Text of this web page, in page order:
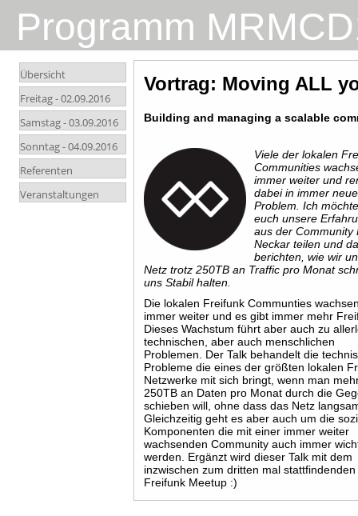
Programm
Übersicht
Freitag -02.09.2016
Samstag -03.09.2016
Sonntag -04.09.2016
Referenten
Veranstaltungen
Vortrag: Moving ALL
Building and managing a scalable
Viele der lokalen
Communities
immer weiter und
dabei in immer neue
Problem. Ich
euch unsere
aus der Community
Neckar teilen und
berichten, wie wir
Netz trotz 250TB an Traffic pro Monat
uns Stabil halten.
Die lokalen Freifunk Communties
immer weiter und es gibt immer mehr
Dieses Wachstum führt aber auch zu
technischen, aber auch menschlichen
Problemen. Der Talk behandelt die
Probleme die eines der größten lokalen
Netzwerke mit sich bringt, wenn man
250TB an Daten pro Monat durch die
schieben will, ohne dass das Netz
Gleichzeitig geht es aber auch um die
Komponenten die mit einer immer weiter
wachsenden Community auch immer
werden. Ergänzt wird dieser Talk mit dem
inzwischen zum dritten mal stattfindenden
Freifunk Meetup :)